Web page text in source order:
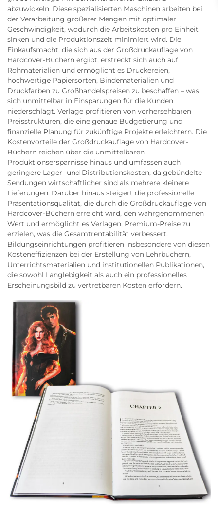
abzuwickeln. Diese spezialisierten Maschinen arbeiten bei
der Verarbeitung größerer Mengen mit optimaler
Geschwindigkeit, wodurch die Arbeitskosten pro Einheit
sinken und die Produktionszeit minimiert wird. Die
Einkaufsmacht, die sich aus der Großdruckauflage von
Hardcover-Büchern ergibt, erstreckt sich auch auf
Rohmaterialien und ermöglicht es Druckereien,
hochwertige Papiersorten, Bindematerialien und
Druckfarben zu Großhandelspreisen zu beschaffen – was
sich unmittelbar in Einsparungen für die Kunden
niederschlägt. Verlage profitieren von vorhersehbaren
Preisstrukturen, die eine genaue Budgetierung und
finanzielle Planung für zukünftige Projekte erleichtern. Die
Kostenvorteile der Großdruckauflage von Hardcover-
Büchern reichen über die unmittelbaren
Produktionsersparnisse hinaus und umfassen auch
geringere Lager- und Distributionskosten, da gebündelte
Sendungen wirtschaftlicher sind als mehrere kleinere
Lieferungen. Darüber hinaus steigert die professionelle
Präsentationsqualität, die durch die Großdruckauflage von
Hardcover-Büchern erreicht wird, den wahrgenommenen
Wert und ermöglicht es Verlagen, Premium-Preise zu
erzielen, was die Gesamtrentabilität verbessert.
Bildungseinrichtungen profitieren insbesondere von diesen
Kosteneffizienzen bei der Erstellung von Lehrbüchern,
Unterrichtsmaterialien und institutionellen Publikationen,
die sowohl Langlebigkeit als auch ein professionelles
Erscheinungsbild zu vertretbaren Kosten erfordern.